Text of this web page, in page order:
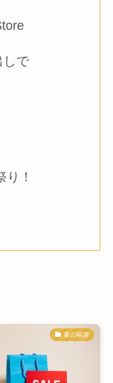
しで
！
夏の福袋